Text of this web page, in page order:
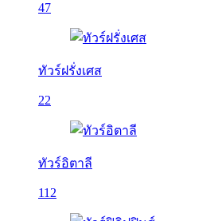
47
ทัวร์ฝรั่งเศส
22
ทัวร์อิตาลี
112